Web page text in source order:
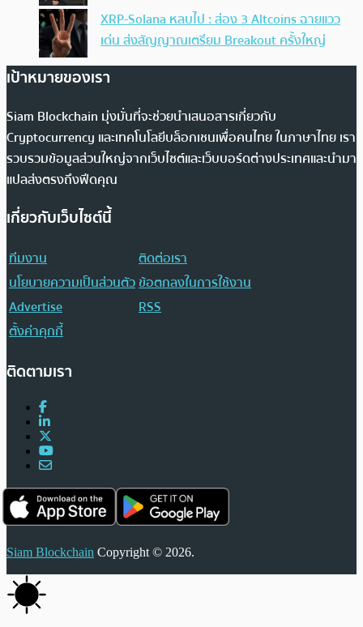
XRP-Solana หลบไป : ส่อง 3 Altcoins ฉายแวว
เด่น ส่งสัญญาณเตรียม Breakout ครั้งใหญ่
เป้าหมายของเรา
Siam Blockchain มุ่งมั่นที่จะช่วยนำเสนอสารเกี่ยวกับ
Cryptocurrency และเทคโนโลยีบล็อกเชนเพื่อคนไทย ในภาษาไทย เรา
รวบรวมข้อมูลส่วนใหญ่จากเว็บไซต์และเว็บบอร์ดต่างประเทศและนำมา
แปลส่งตรงถึงฟีดคุณ
เกี่ยวกับเว็บไซต์นี้
ทีมงาน
ติดต่อเรา
นโยบายความเป็นส่วนตัวข้อตกลงในการใช้งาน
Advertise
RSS
ตั้งค่าคุกกี้
ติดตามเรา
Siam Blockchain Copyright © 2026.